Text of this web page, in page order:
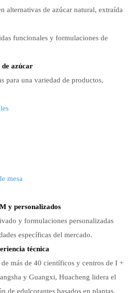
alternativas de azúcar natural, extraída
funcionales y formulaciones de
de azúcar
para una variedad de productos,
mesa
y personalizados
y formulaciones personalizadas
específicas del mercado.
técnica
más de 40 científicos y centros de I +
y Guangxi, Huacheng lidera el
de edulcorantes basados en plantas.